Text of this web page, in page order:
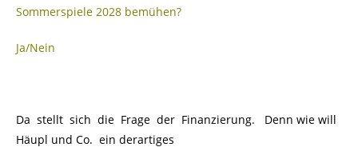
Sommerspiele 2028 bemühen?
Ja/Nein
Da stellt sich die Frage der Finanzierung. Denn wie will
Häupl und Co. ein derartiges